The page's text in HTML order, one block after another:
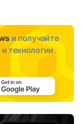
и получайте
технологии